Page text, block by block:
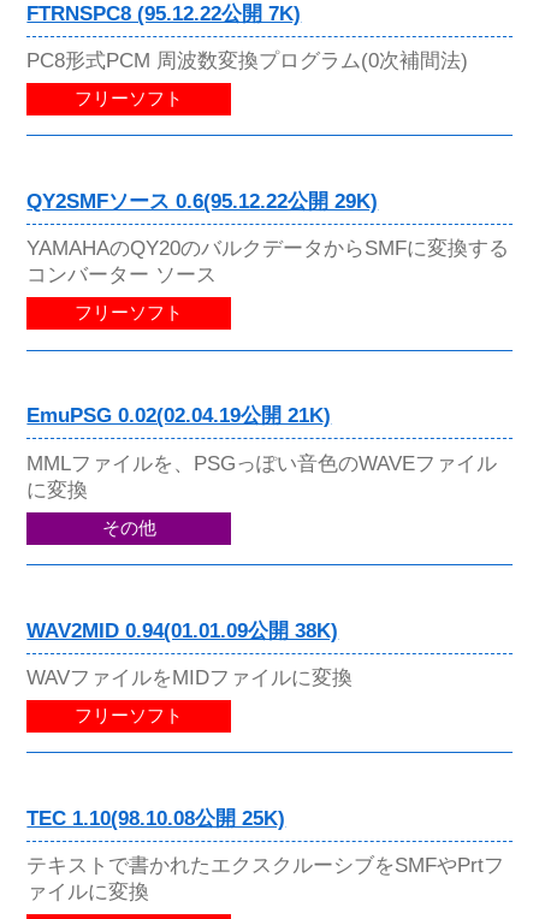
FTRNSPC8 (95.12.22公開 7K)
PC8形式PCM 周波数変換プログラム(0次補間法)
フリーソフト
QY2SMFソース 0.6(95.12.22公開 29K)
YAMAHAのQY20のバルクデータからSMFに変換する
コンバーター ソース
フリーソフト
EmuPSG 0.02(02.04.19公開 21K)
MMLファイルを、PSGっぽい音色のWAVEファイル
に変換
その他
WAV2MID 0.94(01.01.09公開 38K)
WAVファイルをMIDファイルに変換
フリーソフト
TEC 1.10(98.10.08公開 25K)
テキストで書かれたエクスクルーシブをSMFやPrtフ
ァイルに変換